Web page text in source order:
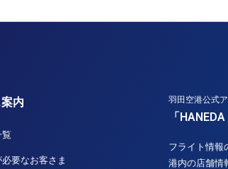
内
要なお客さま
羽田空港公式
「HANEDA
フライト情報
港内の店舗情